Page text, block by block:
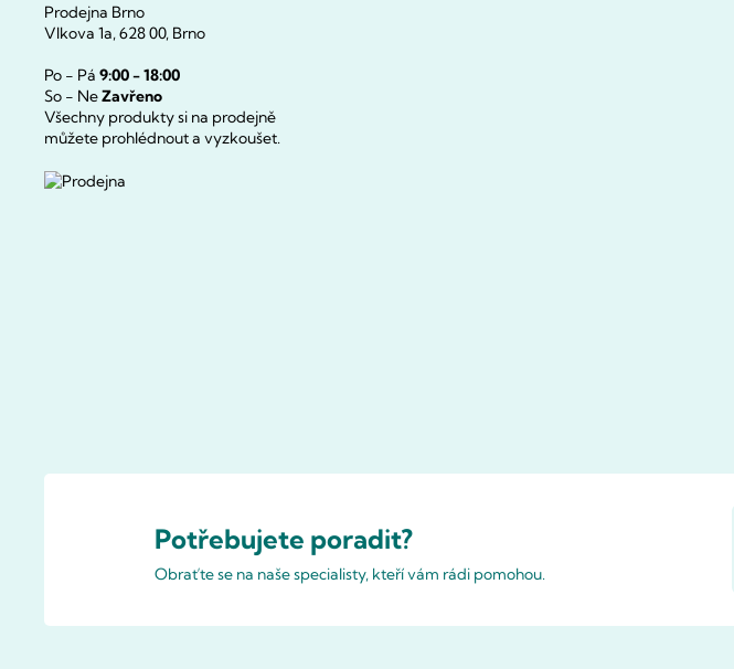
Prodejna Brno
Vlkova 1a, 628 00, Brno
Po - Pá 9:00 - 18:00
So - NeZavřeno
Všechny produkty si na prodejně
můžete prohlédnout a vyzkoušet.
Potřebujete poradit?
Obraťte se na naše specialisty, kteří vám rádi pomohou.